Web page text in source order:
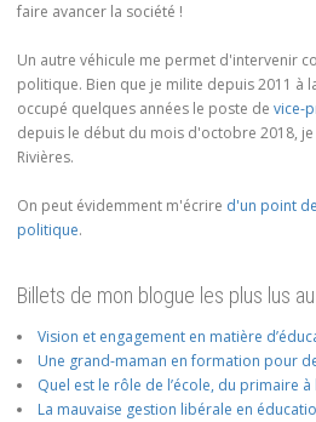
faire avancer la société !
Un autre véhicule me permet d'intervenir
politique. Bien que je milite depuis 2011 à
occupé quelques années le poste de vice-
depuis le début du mois d'octobre 2018,
Rivières.
On peut évidemment m'écrire d'un point
politique.
Billets de mon blogue les plus lus
Vision et engagement en matière
Une grand-maman en formation pour
Quel est le rôle de l’école, du primaire à
La mauvaise gestion libérale en